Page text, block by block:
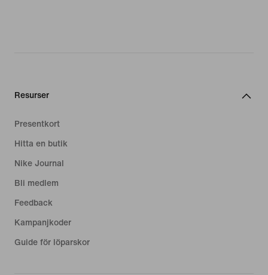
Resurser
Presentkort
Hitta en butik
Nike Journal
Bli medlem
Feedback
Kampanjkoder
Guide för löparskor